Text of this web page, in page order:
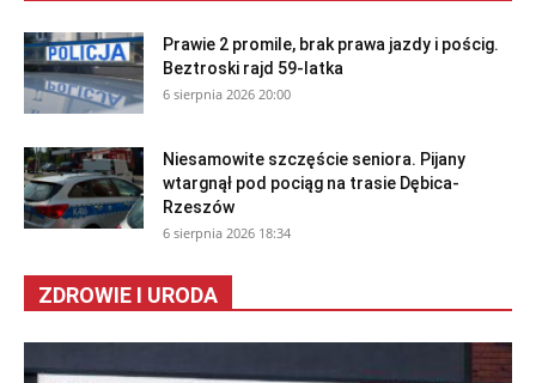
Prawie 2 promile, brak prawa jazdy i pościg.
Beztroski rajd 59-latka
6 sierpnia 2026 20:00
Niesamowite szczęście seniora. Pijany
wtargnął pod pociąg na trasie Dębica-
Rzeszów
6 sierpnia 2026 18:34
ZDROWIE I URODA